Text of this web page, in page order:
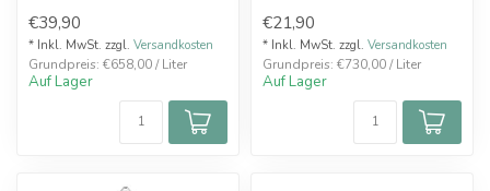
Za...
€39,90
* Inkl. MwSt. zzgl. Versandkosten
Grundpreis: €658,00 / Liter
Auf Lager
perfekt zu ei...
€21,90
* Inkl. MwSt. zzgl. Versandkosten
Grundpreis: €730,00 / Liter
Auf Lager